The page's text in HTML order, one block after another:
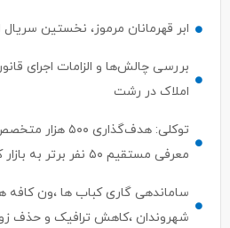
ابر قهرمانان مرموز، نخستین سریال
بررسی چالش‌ها و الزامات اجرای
املاک در رشت
توکلی: هدف‌گذاری
معرفی مستقیم ۵۰ نفر برتر به بازار کار
ساماندهی گاری کباب ها ،ون کافه
شهروندان ،کاهش ترافیک و حذف